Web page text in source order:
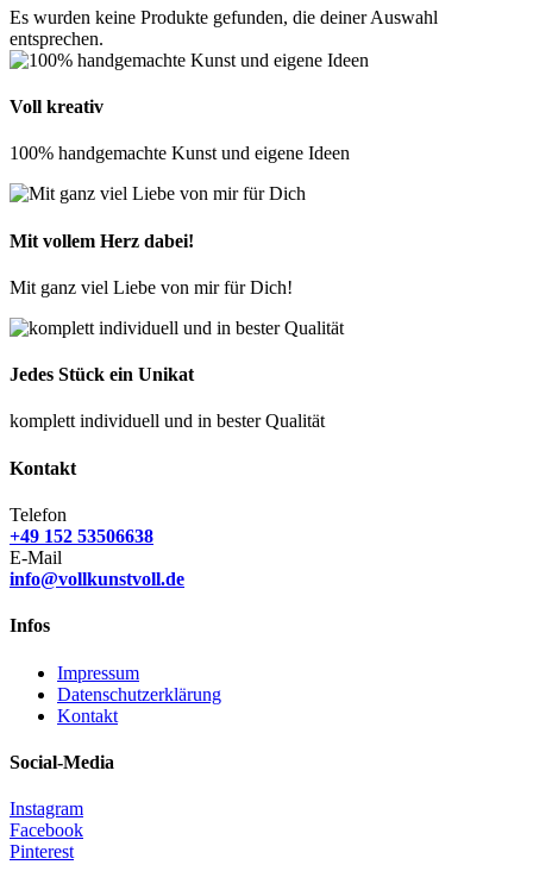
Es wurden keine Produkte gefunden, die deiner Auswahl
entsprechen.
Voll kreativ
100% handgemachte Kunst und eigene Ideen
Mit vollem Herz dabei!
Mit ganz viel Liebe von mir für Dich!
Jedes Stück ein Unikat
komplett individuell und in bester Qualität
Kontakt
Telefon
+49 152 53506638
E-Mail
info@vollkunstvoll.de
Infos
Impressum
Datenschutzerklärung
Kontakt
Social-Media
Instagram
Facebook
Pinterest